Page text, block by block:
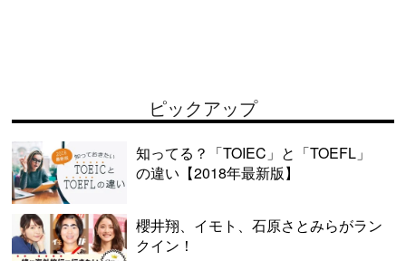
ピックアップ
知ってる？「TOIEC」と「TOEFL」
の違い【2018年最新版】
櫻井翔、イモト、石原さとみらがラン
クイン！